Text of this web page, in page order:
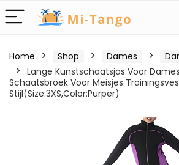
Home Shop Dames
Lange Kunstschaatsjas Voor
Schaatsbroek Voor Meisjes
Stijl(Size:3XS,Color:Purper)